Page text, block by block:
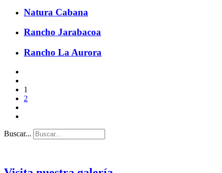
Natura Cabana
Rancho Jarabacoa
Rancho La Aurora
1
2
Buscar...